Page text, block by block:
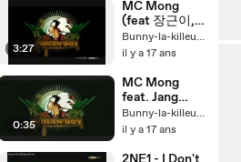
3:27
MC Mong
(feat 장근이,
B.I) - Indian
Boy
Bunny-la-killeuse
il y a 17 ans
0:35
MC Mong
feat. Jang
Geuni 장근이
& BI - Indian
30")
Bunny-la-killeuse
il y a 17 ans